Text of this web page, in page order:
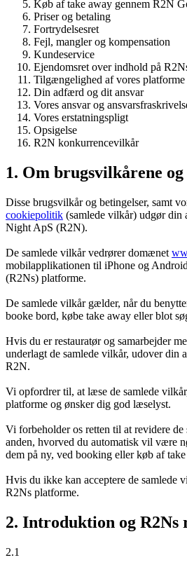
Køb af take away gennem R2N
Priser og betaling
Fortrydelsesret
Fejl, mangler og kompensation
Kundeservice
Ejendomsret over indhold på
Tilgængelighed af vores platforme
Din adfærd og dit ansvar
Vores ansvar og
Vores erstatningspligt
Opsigelse
R2N konkurrencevilkår
1. Om brugsvilkårene
Disse brugsvilkår og betingelser, samt
cookiepolitik (samlede vilkår) udgør din
Night ApS (R2N).
De samlede vilkår vedrører domænet
mobilapplikationen til iPhone og
(R2Ns) platforme.
De samlede vilkår gælder, når du
booke bord, købe take away eller blot
Hvis du er restauratør og samarbejder
underlagt de samlede vilkår, udover din
R2N.
Vi opfordrer til, at læse de samlede
platforme og ønsker dig god læselyst.
Vi forbeholder os retten til at revidere
anden, hvorved du automatisk vil være
dem på ny, ved booking eller køb af
Hvis du ikke kan acceptere de samlede
R2Ns platforme.
2. Introduktion og R2Ns
2.1